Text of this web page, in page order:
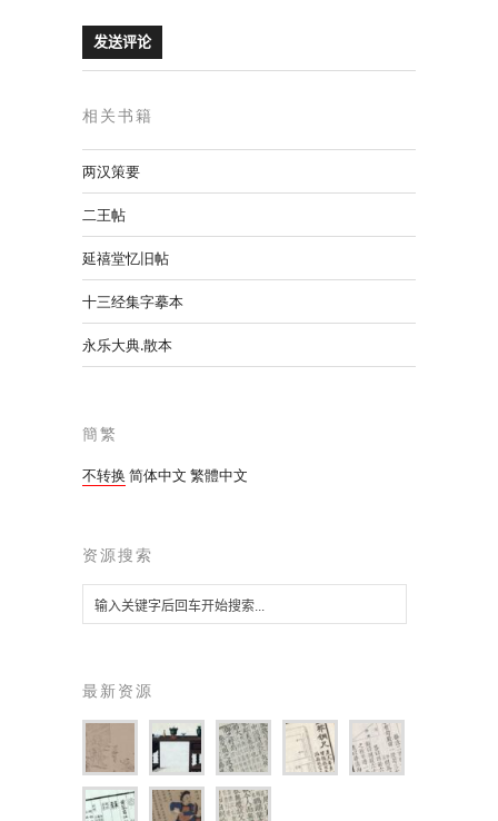
相关书籍
两汉策要
二王帖
延禧堂忆旧帖
十三经集字摹本
永乐大典.散本
簡繁
不转换 简体中文 繁體中文
资源搜索
最新资源